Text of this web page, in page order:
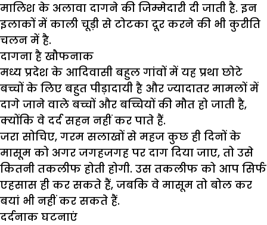
मालिश के अलावा दागने की जिम्मेदारी दी जाती है. इन
इलाकों में काली चूड़ी से टोटका दूर करने की भी कुरीति
चलन में है.
दागना है खौफनाक
मध्य प्रदेश के आदिवासी बहुल गांवों में यह प्रथा छोटे
बच्चों के लिए बहुत पीड़ादायी है और ज्यादातर मामलों में
दागे जाने वाले बच्चों और बच्चियों की मौत हो जाती है,
क्योंकि वे दर्द सहन नहीं कर पाते हैं.
जरा सोचिए, गरम सलाखों से महज कुछ ही दिनों के
मासूम को अगर जगहजगह पर दाग दिया जाए, तो उसे
कितनी तकलीफ होती होगी. उस तकलीफ को आप सिर्फ
एहसास ही कर सकते हैं, जबकि वे मासूम तो बोल कर
बयां भी नहीं कर सकते हैं.
दर्दनाक घटनाएं